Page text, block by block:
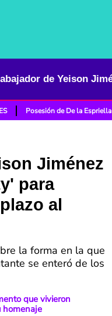
Posesión de De la Espriella
Jiménez
para
al
la forma en la que
se enteró de los
que vivieron
homenaje